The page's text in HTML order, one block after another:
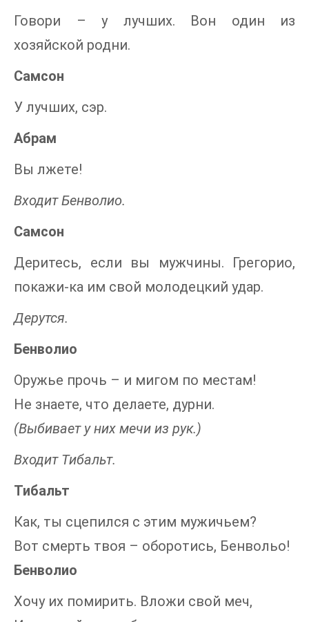
Говори – у лучших. Вон один из
хозяйской родни.
Самсон
У лучших, сэр.
Абрам
Вы лжете!
Входит Бенволио.
Самсон
Деритесь, если вы мужчины. Грегорио,
покажи-ка им свой молодецкий удар.
Дерутся.
Бенволио
Оружье прочь – и мигом по местам!
Не знаете, что делаете, дурни.
(Выбивает у них мечи из рук.)
Входит Тибальт.
Тибальт
Как, ты сцепился с этим мужичьем?
Вот смерть твоя – оборотись, Бенвольо!
Бенволио
Хочу их помирить. Вложи свой меч,